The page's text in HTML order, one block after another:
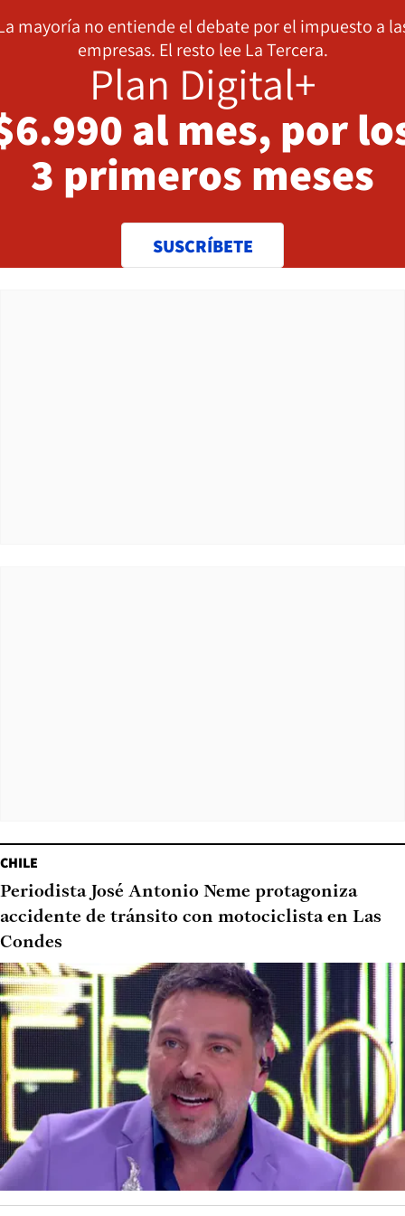
mayoría no entiende el debate por el impuesto a
empresas. El resto lee La Tercera.
Plan Digital+
al mes, por
3 primeros meses
SUSCRÍBETE
CHILE
Periodista José Antonio Neme protagoniza
accidente de tránsito con motociclista en Las
Condes